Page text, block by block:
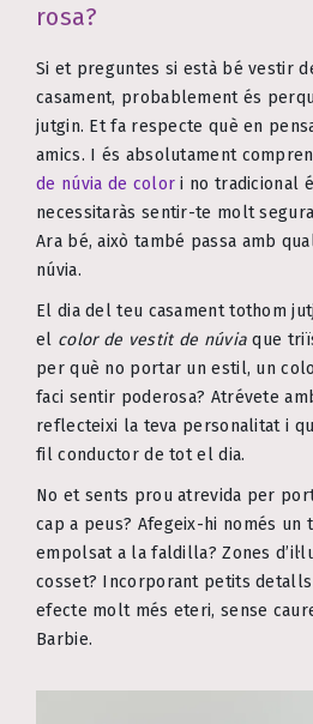
rosa?
Si et preguntes si està bé vestir
casament, probablement és
jutgin. Et fa respecte què en
amics. I és absolutament
de núvia de color i no tradicional
necessitaràs sentir-te molt
Ara bé, això també passa amb
núvia.
El dia del teu casament tothom
el color de vestit de núvia que
per què no portar un estil, un
faci sentir poderosa? Atrévete
reflecteixi la teva personalitat i
fil conductor de tot el dia.
No et sents prou atrevida per
cap a peus? Afegeix-hi només un
empolsat a la faldilla? Zones
cosset? Incorporant petits
efecte molt més eteri, sense
Barbie.